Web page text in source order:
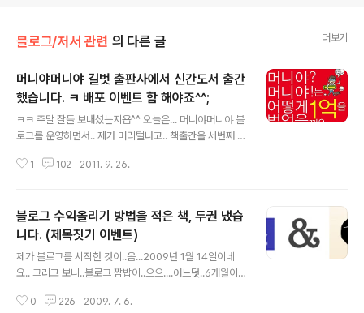
블로그/저서 관련 의 다른 글 더보기
머니야머니야 길벗 출판사에서 신간도서 출간
했습니다. ㅋ 배포 이벤트 함 해야죠^^;
ㅋㅋ 주말 잘들 보내셨는지욥^^ 오늘은... 머니야머니야 블
로그를 운영하면서.. 제가 머리털나고.. 책출간을 세번째 하
도 해 볼겸사겸사... 블로그 운영하고 계시는 이웃+지인분
구요... 도서 상세정보는 아래 알라딘 도서클릭해 보시면 대
략의 정보는 확인이 가능하십니당..^^ 길벗 요 책이 나오기
이전에.. 블로그 운영한지 얼마되지 않아서.. e비즈북스에
서 "머니야머니야 인터넷돈벌기특강" 책을 낸적이 있었는
데.. 무하간 현재3쇄 준비중에 있습니다만.. 이 책의 경우에
는 인터넷(온라인)매체별 수익관련 내용들을 포괄적으로
1 102 2011. 9. 26.
블로그 수익올리기 방법을 적은 책, 두권 냈습
니다. (제목짓기 이벤트)
제가 블로그를 시작한 것이..음...2009년 1월 14일이네
요.. 그러고 보니..블로그 짬밥이..으으....어느덧..6개월이
람있었던 일들이 많았던 기억입니다. 사교성 블로그를 표
0 226 2009. 7. 6.